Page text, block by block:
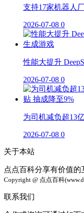
支持17家机器人
2026-07-08 0
性能大提升
2026-07-08 0
为司机减负超13
2026-07-08 0
关于本站
点点百科分享有价值的
Copyright @ 点点百科
联系我们